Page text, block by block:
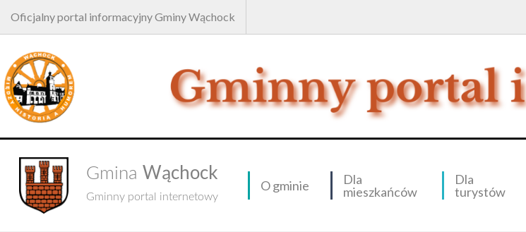
Oficjalny portal informacyjny Gminy Wąchock
Gmina Wąchock
Gminny portal internetowy
O gminie
Dla
mieszkańców
Dla
turystów